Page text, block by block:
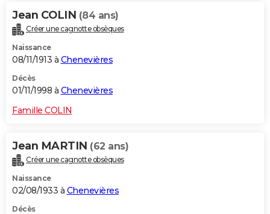
Jean COLIN (84 ans)
Créer une cagnotte obsèques
Naissance
08/11/1913 à Chenevières
Décès
01/11/1998 à Chenevières
Famille COLIN
Jean MARTIN (62 ans)
Créer une cagnotte obsèques
Naissance
02/08/1933 à Chenevières
Décès